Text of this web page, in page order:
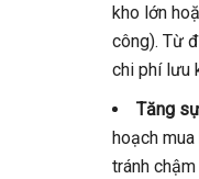
kho lớn
công). Từ
chi phí lưu
Tăng
hoạch
tránh